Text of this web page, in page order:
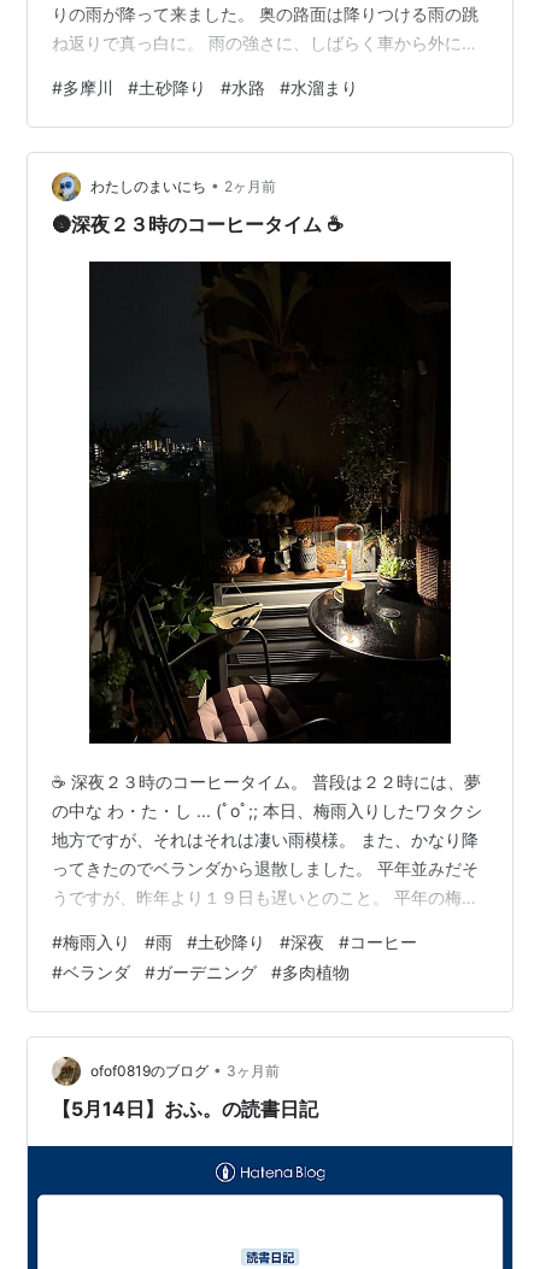
りの雨が降って来ました。 奥の路面は降りつける雨の跳
ね返りで真っ白に。 雨の強さに、しばらく車から外に出
た。 水路を見ると泥色の水が、もの凄い速さで流れてい
ます。 滝の様な場所、白濁した水の勢いは凄いです。 木
の下の路面、樹の根が路面を押し上げて いくつもの水溜
まりを作っていました。 ランキング参加中写真・カメラ
#多摩川 #土砂降り #水路 #水溜まり
わたしのまいにち • 2ヶ月前
🌚深夜２３時のコーヒータイム ☕️
☕️ 深夜２３時のコーヒータイム。 普段は２２時には、夢
の中な わ・た・し ... (ﾟoﾟ;; 本日、梅雨入りしたワタクシ
地方ですが、それはそれは凄い雨模様。 また、かなり降
ってきたのでベランダから退散しました。 平年並みだそ
うですが、昨年より１９日も遅いとのこと。 平年の梅雨
ったばかりです。😛 ＊ブログ村では、PVポイントのみ参
加させて頂いております。 人気ブログランキングにも参
加しています。 ランキング参加中 ライフスタイル ラン
キング参加中 雑談 ランキング参加中 旅行
#梅雨入り #雨 #土砂降り #深夜 #コーヒー
#ベランダ #ガーデニング #多肉植物
ofof0819のブログ • 3ヶ月前
【5月14日】おふ。の読書日記